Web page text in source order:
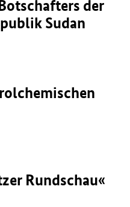
der
Sudan
Rundschau«